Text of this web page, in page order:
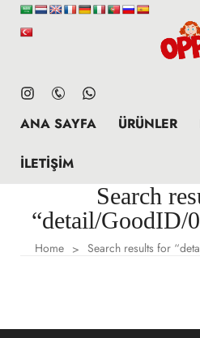
ANA SAYFA ÜRÜNLER
İLETIŞIM
Search
“detail/GoodID/
Home > Search results for